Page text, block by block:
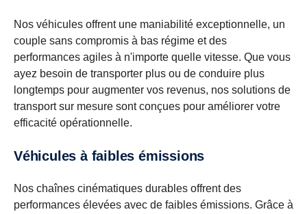
Nos véhicules offrent une maniabilité exceptionnelle, un
couple sans compromis à bas régime et des
performances agiles à n'importe quelle vitesse. Que vous
ayez besoin de transporter plus ou de conduire plus
longtemps pour augmenter vos revenus, nos solutions de
transport sur mesure sont conçues pour améliorer votre
efficacité opérationnelle.
Véhicules à faibles émissions
Nos chaînes cinématiques durables offrent des
performances élevées avec de faibles émissions. Grâce à